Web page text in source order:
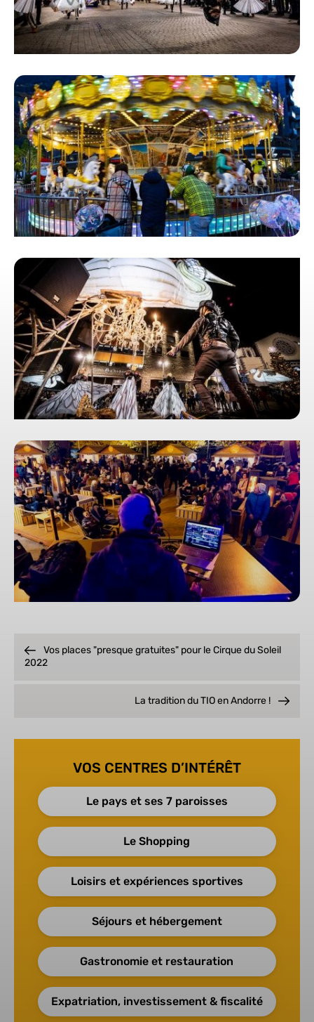
VOS CENTRES D’INTÉRÊT
Le pays et ses 7 paroisses
Le Shopping
Loisirs et expériences sportives
Séjours et hébergement
Gastronomie et restauration
Expatriation, investissement & fiscalité
Vos places "presque gratuites" pour le Cirque du Soleil
2022
La tradition du TIO en Andorre !